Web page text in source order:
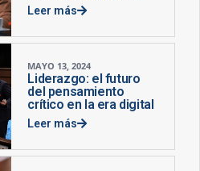
Leer más
MAYO 13, 2024
Liderazgo: el futuro
del pensamiento
crítico en la era digital
Leer más